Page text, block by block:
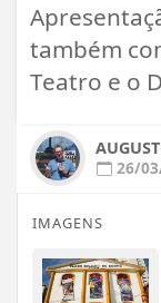
também
Teatro e o
26/
IMAGENS